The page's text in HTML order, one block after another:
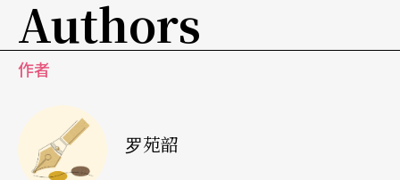
的故事。舞蹈作品注重内容省思和形式表达，跳脱
传统舞蹈思考舞蹈动作、舞者与空间关系等。
》《
二十四岁法毕斯．蓝柏也在作品里采用影像，主要
Authors
作者
罗苑韶